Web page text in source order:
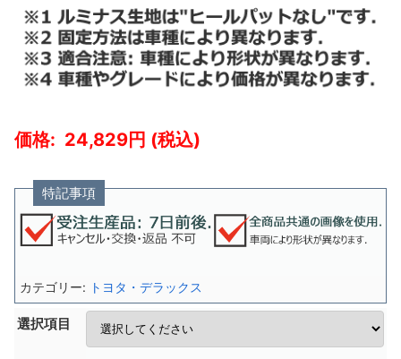
24,829
特記事項
選択項目
カテゴリー: トヨタ・デラックス